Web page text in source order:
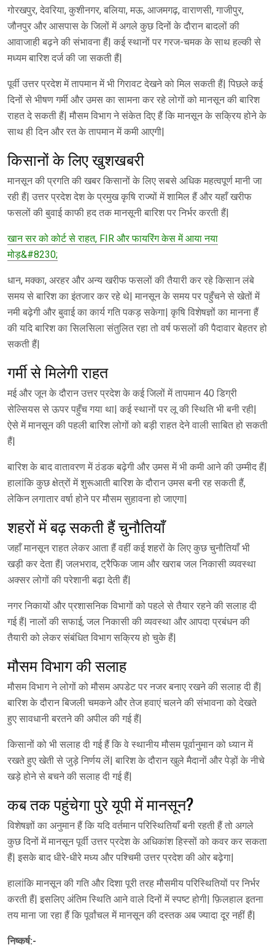
गोरखपुर, देवरिया, कुशीनगर, बलिया, मऊ, आजमगढ़, वाराणसी, गाजीपुर,
जौनपुर और आसपास के जिलों में अगले कुछ दिनों के दौरान बादलों की
आवाजाही बढ़ने की संभावना हैं| कई स्थानों पर गरज-चमक के साथ हल्की से
मध्यम बारिश दर्ज की जा सकती हैं|
पूर्वी उत्तर प्रदेश में तापमान में भी गिरावट देखने को मिल सकती हैं| पिछले कई
दिनों से भीषण गर्मी और उमस का सामना कर रहे लोगों को मानसून की बारिश
राहत दे सकती हैं| मौसम विभाग ने संकेत दिए हैं कि मानसून के सक्रिय होने के
साथ ही दिन और रत के तापमान में कमी आएगी|
किसानों के लिए खुशखबरी
मानसून की प्रगति की खबर किसानों के लिए सबसे अधिक महत्वपूर्ण मानी जा
रही हैं| उत्तर प्रदेश देश के प्रमुख कृषि राज्यों में शामिल हैं और यहाँ खरीफ
फसलों की बुवाई काफी हद तक मानसूनी बारिश पर निर्भर करती हैं|
खान सर को कोर्ट से राहत, FIR और फायरिंग केस में आया नया
मोड़&#8230;
धान, मक्का, अरहर और अन्य खरीफ फसलों की तैयारी कर रहे किसान लंबे
समय से बारिश का इंतजार कर रहे थे| मानसून के समय पर पहुँचने से खेतों में
नमी बढ़ेगी और बुवाई का कार्य गति पकड़ सकेगा| कृषि विशेषज्ञों का मानना हैं
की यदि बारिश का सिलसिला संतुलित रहा तो वर्ष फसलों की पैदावार बेहतर हो
सकती हैं|
गर्मी से मिलेगी राहत
मई और जून के दौरान उत्तर प्रदेश के कई जिलों में तापमान 40 डिग्री
सेल्सियस से ऊपर पहुँच गया था| कई स्थानों पर लू की स्थिति भी बनी रही|
ऐसे में मानसून की पहली बारिश लोगों को बड़ी राहत देने वाली साबित हो सकती
हैं|
बारिश के बाद वातावरण में ठंडक बढ़ेगी और उमस में भी कमी आने की उम्मीद हैं|
हालांकि कुछ क्षेत्रों में शुरूआती बारिश के दौरान उमस बनी रह सकती हैं,
लेकिन लगातार वर्षा होने पर मौसम सुहावना हो जाएगा|
शहरों में बढ़ सकती हैं चुनौतियाँ
जहाँ मानसून राहत लेकर आता हैं वहीं कई शहरों के लिए कुछ चुनौतियाँ भी
खड़ी कर देता हैं| जलभराव, ट्रैफिक जाम और खराब जल निकासी व्यवस्था
अक्सर लोगों की परेशानी बढ़ा देती हैं|
नगर निकायों और प्रशासनिक विभागों को पहले से तैयार रहने की सलाह दी
गई हैं| नालों की सफाई, जल निकासी की व्यवस्था और आपदा प्रबंधन की
तैयारी को लेकर संबंधित विभाग सक्रिय हो चुके हैं|
मौसम विभाग की सलाह
मौसम विभाग ने लोगों को मौसम अपडेट पर नजर बनाए रखने की सलाह दी हैं|
बारिश के दौरान बिजली चमकने और तेज हवाएं चलने की संभावना को देखते
हुए सावधानी बरतने की अपील की गई हैं|
किसानों को भी सलाह दी गई हैं कि वे स्थानीय मौसम पूर्वानुमान को ध्यान में
रखते हुए खेती से जुड़े निर्णय लें| बारिश के दौरान खुले मैदानों और पेड़ों के नीचे
खड़े होने से बचने की सलाह दी गई हैं|
कब तक पहुंचेगा पुरे यूपी में मानसून?
विशेषज्ञों का अनुमान हैं कि यदि वर्तमान परिस्थितियाँ बनी रहती हैं तो अगले
कुछ दिनों में मानसून पूर्वी उत्तर प्रदेश के अधिकांश हिस्सों को कवर कर सकता
हैं| इसके बाद धीरे-धीरे मध्य और पश्चिमी उत्तर प्रदेश की ओर बढ़ेगा|
हालांकि मानसून की गति और दिशा पूरी तरह मौसमीय परिस्थितियों पर निर्भर
करती हैं| इसलिए अंतिम स्थिति आने वाले दिनों में स्पष्ट होगी| फ़िलहाल इतना
तय माना जा रहा हैं कि पूर्वांचल में मानसून की दस्तक अब ज्यादा दूर नहीं हैं|
निष्कर्ष:-